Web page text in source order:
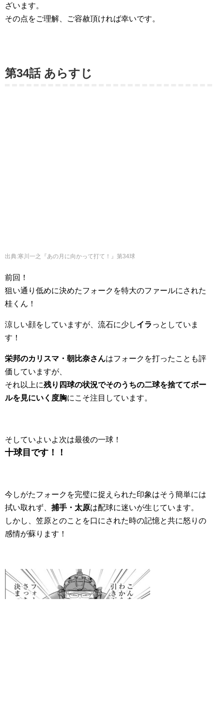
ざいます。
その点をご理解、ご容赦頂ければ幸いです。
第34話 あらすじ
出典:寒川一之『あの月に向かって打て！』第34球
前回！
狙い通り低めに決めたフォークを特大のファールにされた
桂くん！
涼しい顔をしていますが、流石に少しイラ っとしていま
す！
栄邦のカリスマ・朝比奈さんはフォークを打ったことも評
価していますが、
それ以上に残り四球の状況でそのうちの二球を捨ててボー
ルを見にいく度胸にこそ注目しています。
そしていよいよ次は最後の一球！
十球目です！！
今しがたフォークを完璧に捉えられた印象はそう簡単には
拭い取れず、 捕手・太原は配球に迷いが生じています。
しかし、笠原とのことを口にされた時の記憶と共に怒りの
感情が蘇ります！